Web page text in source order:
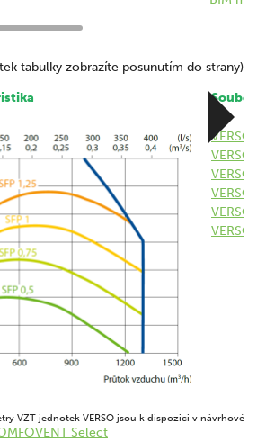
tabulky zobrazíte posunutím do strany)
VZT jednotek VERSO jsou k dispozici v
Select